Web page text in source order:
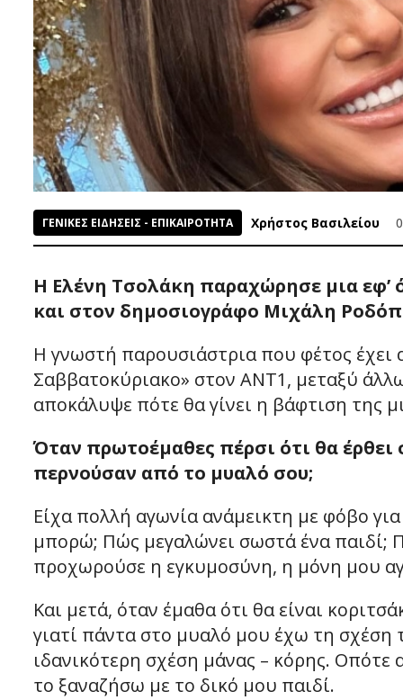
ΓΕΝΙΚΕΣ ΕΙΔΗΣΕΙΣ - ΕΠΙΚΑΙΡΟΤΗΤΑ Χρήστος Βασιλείου
Η Ελένη Τσολάκη παραχώρησε μια εφ’
και στον δημοσιογράφο Μιχάλη
Η γνωστή παρουσιάστρια που φέτος
Σαββατοκύριακο» στον ΑΝΤ1, μεταξύ
αποκάλυψε πότε θα γίνει η βάφτιση της
Όταν πρωτοέμαθες πέρσι ότι θα έρθει
περνούσαν από το μυαλό σου;
Είχα πολλή αγωνία ανάμεικτη με φόβο
μπορώ; Πώς μεγαλώνει σωστά ένα
προχωρούσε η εγκυμοσύνη, η μόνη μου
Και μετά, όταν έμαθα ότι θα είναι
γιατί πάντα στο μυαλό μου έχω τη
ιδανικότερη σχέση μάνας – κόρης. Οπότε
το ξαναζήσω με το δικό μου παιδί.